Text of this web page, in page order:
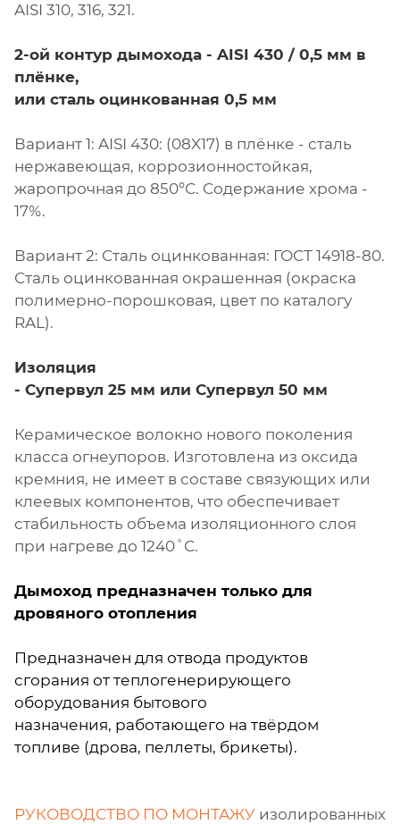
AISI 310, 316, 321.
2-ой контур дымохода - AISI 430 / 0,5 мм в
плёнке,
или сталь оцинкованная 0,5 мм
Вариант 1: AISI 430: (08X17) в плёнке - сталь
нержавеющая, коррозионностойкая,
жаропрочная до 850°С. Содержание хрома -
17%.
Вариант 2: Сталь оцинкованная: ГОСТ 14918-80.
Сталь оцинкованная окрашенная (окраска
полимерно-порошковая, цвет по каталогу
RAL).
Изоляция
- Супервул 25 мм или Супервул 50 мм
Керамическое волокно нового поколения
класса огнеупоров. Изготовлена из оксида
кремния, не имеет в составе связующих или
клеевых компонентов, что обеспечивает
стабильность объема изоляционного слоя
при нагреве до 1240˚С.
Дымоход предназначен только для
дровяного отопления
Предназначен для отвода продуктов
сгорания от теплогенерирующего
оборудования бытового
назначения, работающего на твёрдом
топливе (дрова, пеллеты, брикеты).
РУКОВОДСТВО ПО МОНТАЖУ изолированных